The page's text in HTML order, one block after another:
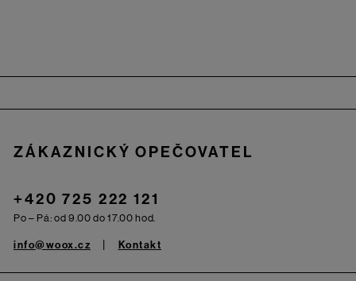
ZÁKAZNICKÝ OPEČOVATEL
+420 725 222 121
Po – Pá: od 9.00 do 17.00 hod.
info@woox.cz Kontakt